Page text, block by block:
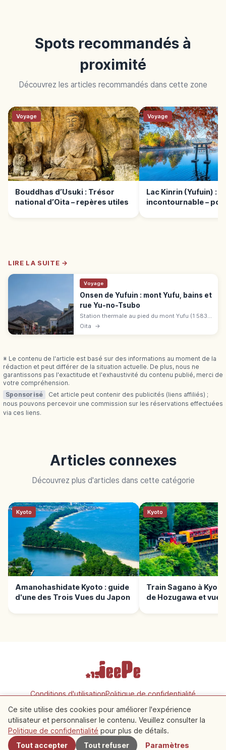
Spots recommandés à
proximité
Découvrez les articles recommandés dans cette zone
Voyage
Bouddhas d’Usuki : Trésor
national d’Oita – repères utiles
Voyage
Lac Kinrin (Yufuin) :
incontournable –
LIRE LA SUITE →
Voyage
Onsen de Yufuin : mont Yufu, bains et
rue Yu-no-Tsubo
Station thermale au pied du mont Yufu (1 583
m, « Bungo Fuji ») à Yufu (Ōita). 2e du Japon
Oita →
※ Le contenu de l'article est basé sur des informations au moment de la
rédaction et peut différer de la situation actuelle. De plus, nous ne
garantissons pas l'exactitude et l'exhaustivité du contenu publié, merci de
votre compréhension.
Sponsorisé
Cet article peut contenir des publicités (liens affiliés) ;
nous pouvons percevoir une commission sur les réservations effectuées
via ces liens.
Articles connexes
Découvrez plus d'articles dans cette catégorie
Kyoto
Amanohashidate Kyoto : guide
d'une des Trois Vues du Japon
Kyoto
Train Sagano à
de Hozugawa et vues
À proximité
Conditions d'utilisationPolitique de confidentialité
Paramètres des cookies
Copyright © 2026 JeePe Inc. All rights reserved.
Ce site utilise des cookies pour améliorer l'expérience
utilisateur et personnaliser le contenu. Veuillez consulter la
Politique de confidentialité pour plus de détails.
Tout accepter
Tout refuser Paramètres